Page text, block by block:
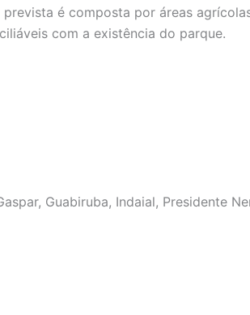
é composta por áreas
com a existência do parque.
Guabiruba, Indaial, Presidente